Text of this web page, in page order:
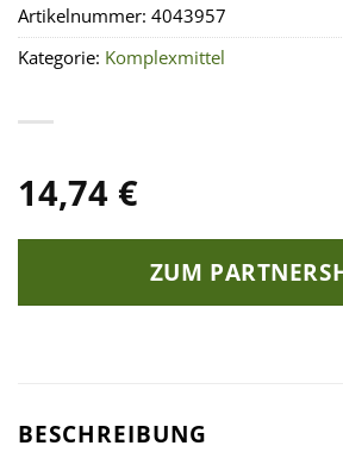
14,74 €
ZUM
Artikelnummer: 4043957
Kategorie: Komplexmittel
BESCHREIBUNG